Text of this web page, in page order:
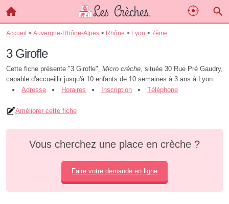
Accueil > Auvergne-Rhône-Alpes > Rhône > Lyon > 7ème
3 Girofle
Cette fiche présente "3 Girofle", Micro crèche, située 30 Rue Pré Gaudry,
capable d'accueillir jusqu'à 10 enfants de 10 semaines à 3 ans à Lyon.
Adresse
Horaires Inscription Téléphone
Améliorer cette fiche
Vous cherchez une place en crèche ?
Faire votre demande en ligne